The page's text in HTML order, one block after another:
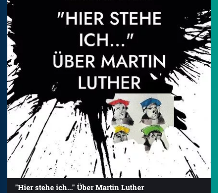
"Hier stehe ich..." Über Martin Luther